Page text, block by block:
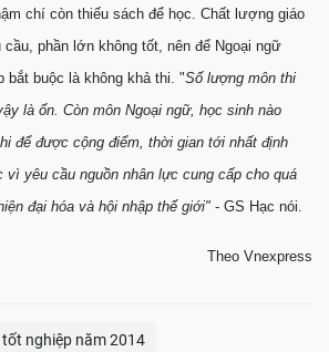
chí còn thiếu sách để học. Chất lượng giáo
phần lớn không tốt, nên để Ngoại ngữ
bắt buộc là không khả thi. "Số lượng môn thi
là ổn. Còn môn Ngoại ngữ, học sinh nào
để được cộng điểm, thời gian tới nhất định
vì yêu cầu nguồn nhân lực cung cấp cho quá
đại hóa và hội nhập thế giới" - GS Hạc nói.
Theo Vnexpress
nghiệp năm 2014